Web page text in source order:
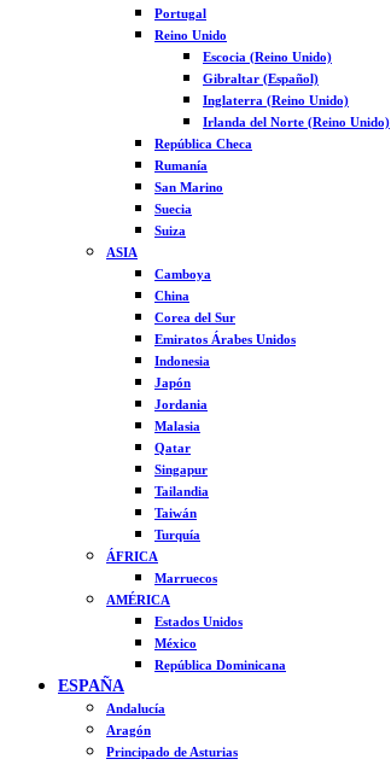
Portugal
Reino Unido
Escocia (Reino Unido)
Gibraltar (Español)
Inglaterra (Reino Unido)
Irlanda del Norte (Reino Unido)
República Checa
Rumanía
San Marino
Suecia
Suiza
ASIA
Camboya
China
Corea del Sur
Emiratos Árabes Unidos
Indonesia
Japón
Jordania
Malasia
Qatar
Singapur
Tailandia
Taiwán
Turquía
ÁFRICA
Marruecos
AMÉRICA
Estados Unidos
México
República Dominicana
ESPAÑA
Andalucía
Aragón
Principado de Asturias